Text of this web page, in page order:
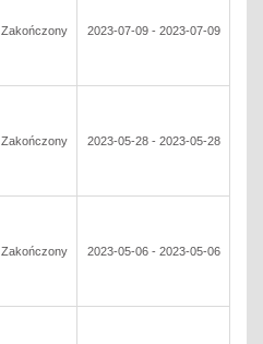
Zakończony 2023-07-09 - 2023-07-09
Zakończony 2023-05-28 - 2023-05-28
Zakończony 2023-05-06 - 2023-05-06